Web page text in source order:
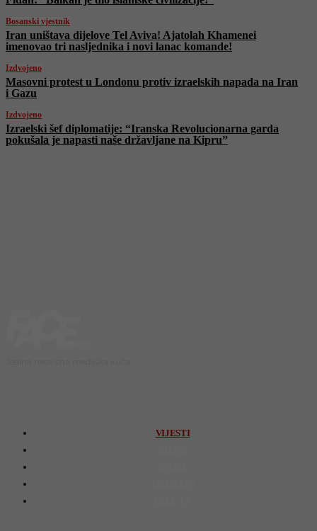
Bosanski vjestnik
Iran uništava dijelove Tel Aviva! Ajatolah Khamenei
imenovao tri nasljednika i novi lanac komande!
Izdvojeno
Masovni protest u Londonu protiv izraelskih napada na Iran
i Gazu
Izdvojeno
Izraelski šef diplomatije: “Iranska Revolucionarna garda
pokušala je napasti naše državljane na Kipru”
VIJESTI